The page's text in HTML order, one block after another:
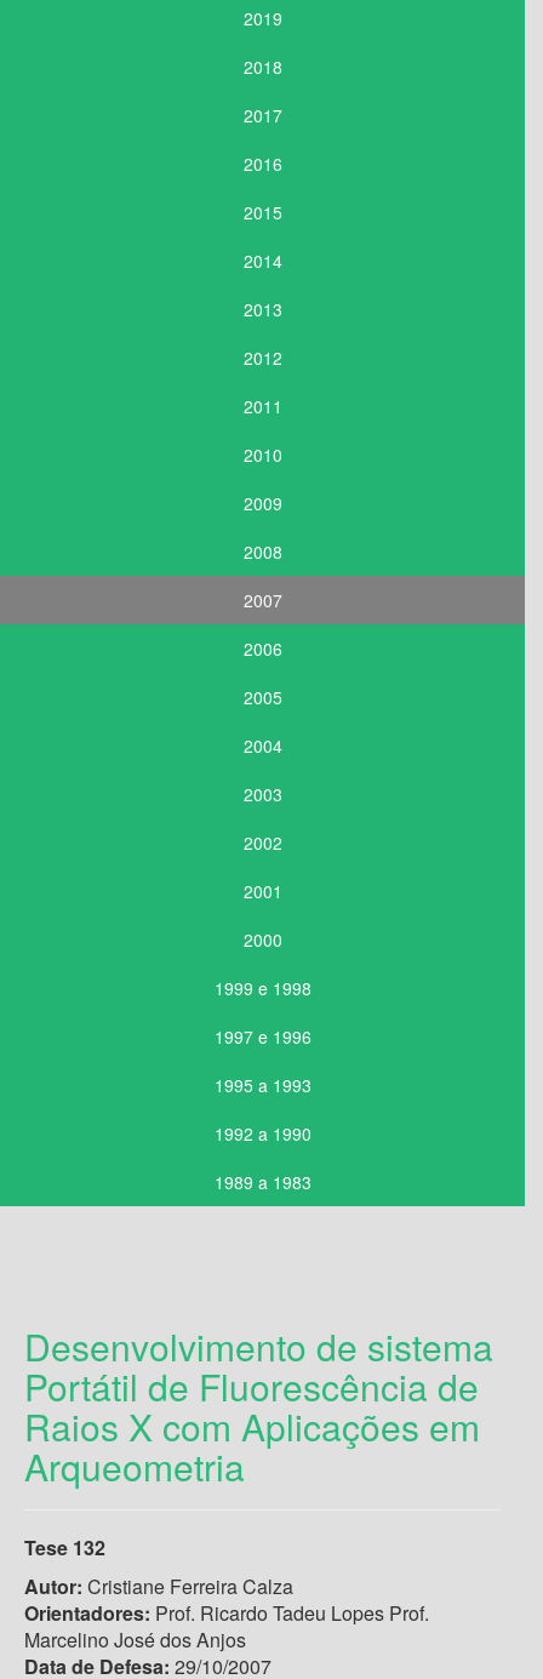
2019
2018
2017
2016
2015
2014
2013
2012
2011
2010
2009
2008
2007
2006
2005
2004
2003
2002
2001
2000
1999 e 1998
1997 e 1996
1995 a 1993
1992 a 1990
1989 a 1983
Desenvolvimento de sistema
Portátil de Fluorescência de
Raios X com Aplicações em
Arqueometria
Tese 132
Autor: Cristiane Ferreira Calza
Orientadores: Prof. Ricardo Tadeu Lopes Prof.
Marcelino José dos Anjos
Data de Defesa: 29/10/2007